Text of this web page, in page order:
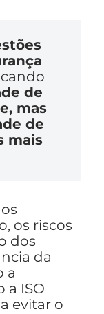
de
mas
de
mais
os riscos
dos
da
a
a ISO
evitar o